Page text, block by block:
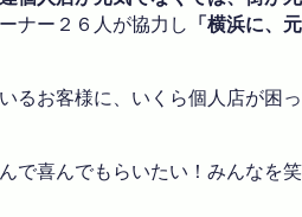
ナー２６人が協力し 「横浜に、
お客様に、いくら個人店が困っ
で喜んでもらいたい！みんなを